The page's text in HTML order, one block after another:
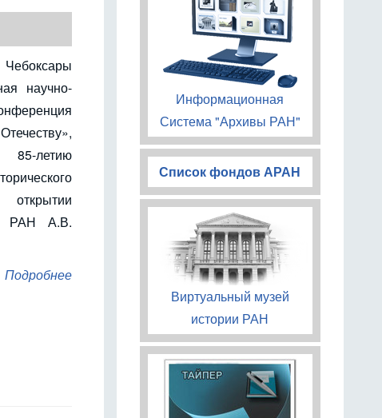
научно-
летию
РАН А.В.
Подробнее
Информационная
Система "Архивы РАН"
Список фондов АРАН
Виртуальный музей
истории РАН